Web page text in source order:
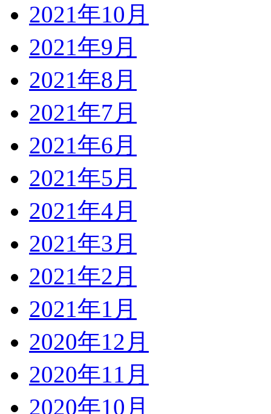
2021年10月
2021年9月
2021年8月
2021年7月
2021年6月
2021年5月
2021年4月
2021年3月
2021年2月
2021年1月
2020年12月
2020年11月
2020年10月